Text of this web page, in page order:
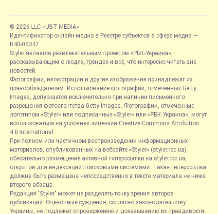
© 2026 LLC «UBT MEDIA»
Идентификатор онлайн-медиа в Реестре субъектов в сфере медиа —
R40-05347
Styler является развлекательным проектом «РБК-Украина»,
рассказывающим о людях, трендах и всё, что интересно читать вне
новостей.
Фотографии, иллюстрации и другие изображения принадлежат их
правообладателям. Использование фотографий, отмеченных Getty
Images, допускается исключительно при наличии письменного
разрешения фотоагентства Getty Images. Фотографии, отмеченные
логотипом «Styler» или подписанные «Styler» или «РБК-Украина», могут
использоваться на условиях лицензии Creative Commons Attribution
4.0 International.
При полном или частичном воспроизведении информационных
материалов, опубликованных на вебсайте «Styler» (styler.rbc.ua),
обязательно размещение активной гиперссылки на styler.rbc.ua,
открытой для индексации поисковыми системами. Такая гиперссылка
должна быть размещена непосредственно в тексте материала не ниже
второго абзаца.
Редакция "Styler" может не разделять точку зрения авторов
публикаций. Оценочные суждения, согласно законодательству
Украины, не подлежат опровержению и доказыванию их правдивости.